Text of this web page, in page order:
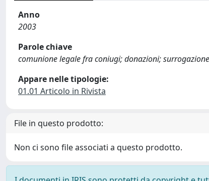
Anno
2003
Parole chiave
comunione legale fra coniugi; donazioni;
Appare nelle tipologie:
01.01 Articolo in Rivista
File in questo prodotto:
Non ci sono file associati a questo prodotto.